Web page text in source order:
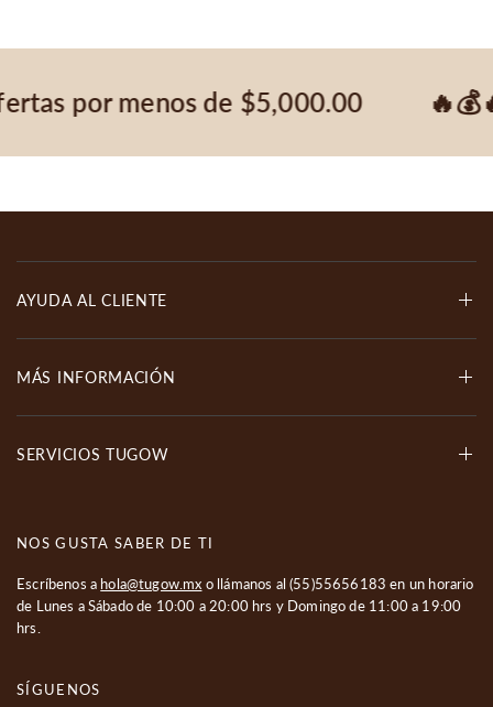
por menos de $5,000.00
AYUDA AL CLIENTE
MÁS INFORMACIÓN
SERVICIOS TUGOW
NOS GUSTA SABER DE TI
Escríbenos a hola@tugow.mx o llámanos al(55)55656183en un horario
de Lunes a Sábado de 10:00 a 20:00 hrs y Domingo de 11:00 a 19:00
hrs.
SÍGUENOS